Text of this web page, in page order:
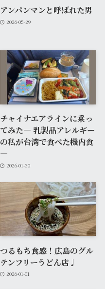
アンパンマンと呼ばれた男
2026-05-29
チャイナエアラインに乗っ
てみた― 乳製品アレルギー
の私が台湾で食べた機内食
―
2026-01-30
つるもち食感！広島のグル
テンフリーうどん店♩
2026-01-01